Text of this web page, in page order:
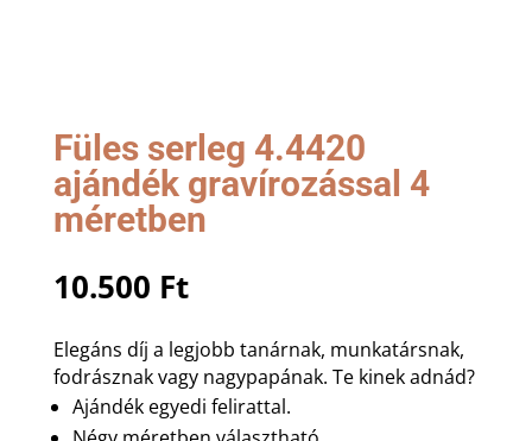
Füles serleg 4.4420
ajándék gravírozással 4
méretben
10.500 Ft
Elegáns díj a legjobb tanárnak, munkatársnak,
fodrásznak vagy nagypapának. Te kinek adnád?
Ajándék egyedi felirattal.